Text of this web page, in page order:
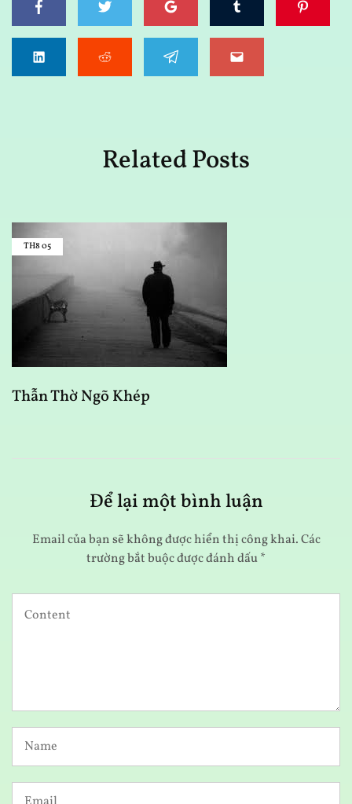
Related Posts
TH805
Thẫn Thờ Ngõ Khép
Để lại một bình luận
Email của bạn sẽ không được hiển thị công khai.Các
trường bắt buộc được đánh dấu*